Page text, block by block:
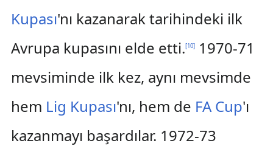
Kupası'nı kazanarak tarihindeki ilk
Avrupa kupasını elde etti.[10]1970-71
mevsiminde ilk kez, aynı mevsimde
hem Lig Kupası'nı, hem de FA Cup'ı
kazanmayı başardılar. 1972-73